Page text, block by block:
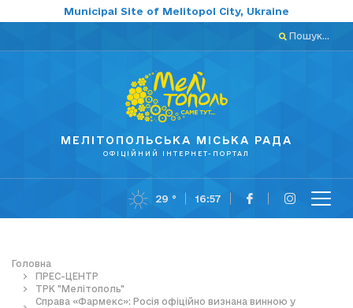
Municipal Site of Melitopol City, Ukraine
Пошук...
МЕЛІТОПОЛЬСЬКА МІСЬКА РАДА
ОФІЦІЙНИЙ ІНТЕРНЕТ-ПОРТАЛ
29 ° 16:57
Головна
ПРЕС-ЦЕНТР
ТРК "Мелітополь"
Справа «Фармекс»: Росія офіційно визнана винною у